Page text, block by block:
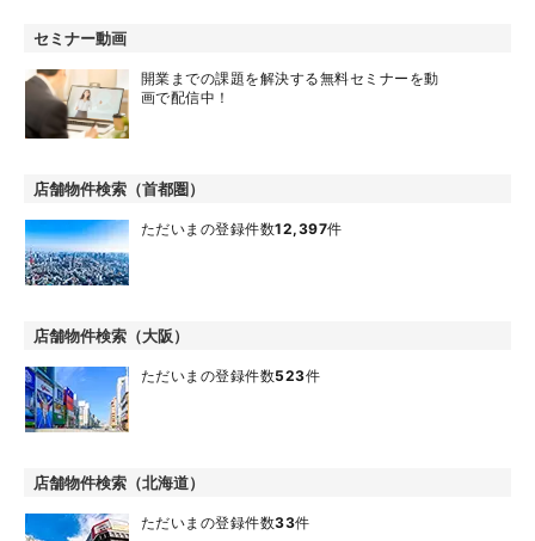
セミナー動画
開業までの課題を解決する無料セミナーを動
画で配信中！
店舗物件検索（首都圏）
ただいまの登録件数12,397件
店舗物件検索（大阪）
ただいまの登録件数523件
店舗物件検索（北海道）
ただいまの登録件数33件